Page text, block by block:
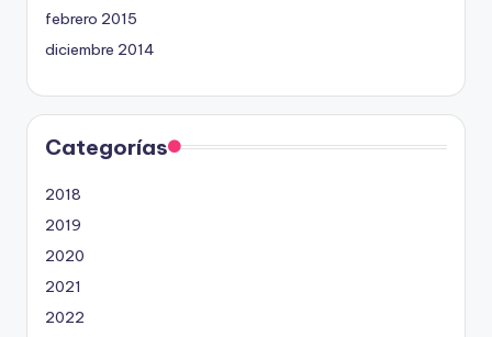
febrero 2015
diciembre 2014
Categorías
2018
2019
2020
2021
2022